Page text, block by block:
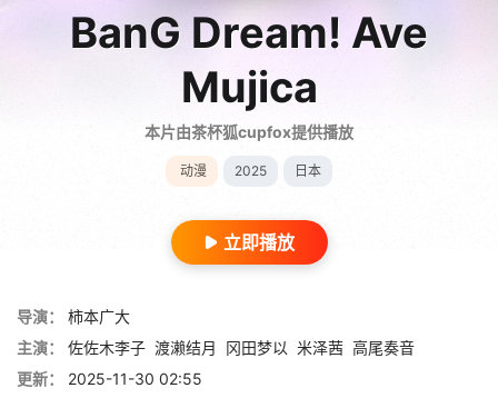
BanG Dream! Ave
Mujica
本片由茶杯狐cupfox提供播放
动漫 2025 日本
立即播放
导演：
柿本广大
主演：
佐佐木李子 渡濑结月 冈田梦以 米泽茜 高尾奏音
更新：
2025-11-30 02:55